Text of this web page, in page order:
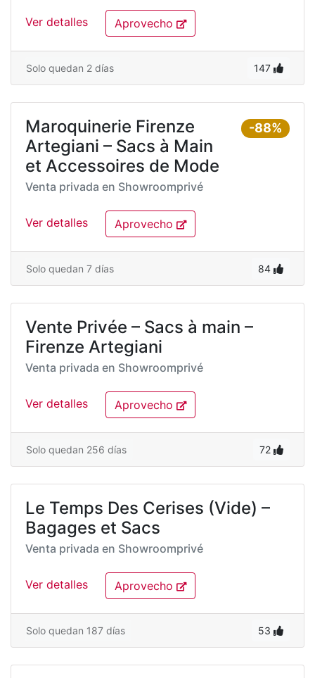
Ver detalles Aprovecho
Solo quedan 2 días 147
-88%
Maroquinerie Firenze
Artegiani – Sacs à Main
et Accessoires de Mode
Venta privada en Showroomprivé
Ver detalles Aprovecho
Solo quedan 7 días 84
Vente Privée – Sacs à main –
Firenze Artegiani
Venta privada en Showroomprivé
Ver detalles Aprovecho
Solo quedan 256 días 72
Le Temps Des Cerises (Vide) –
Bagages et Sacs
Venta privada en Showroomprivé
Ver detalles Aprovecho
Solo quedan 187 días 53